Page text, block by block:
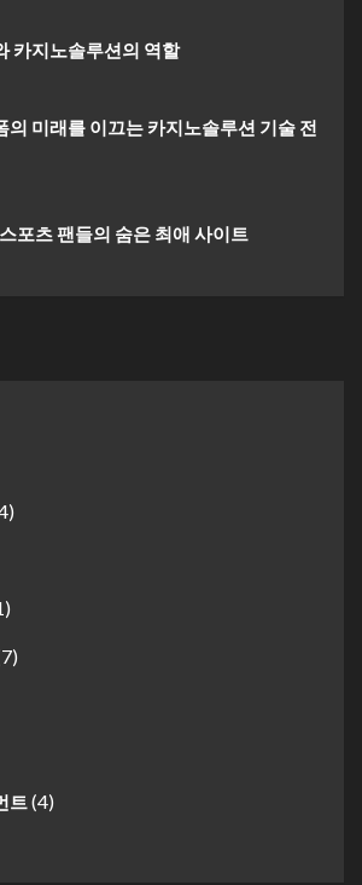
카지노솔루션의 역할
의 미래를 이끄는 카지노솔루션 기술 전
포츠 팬들의 숨은 최애 사이트
트(4)